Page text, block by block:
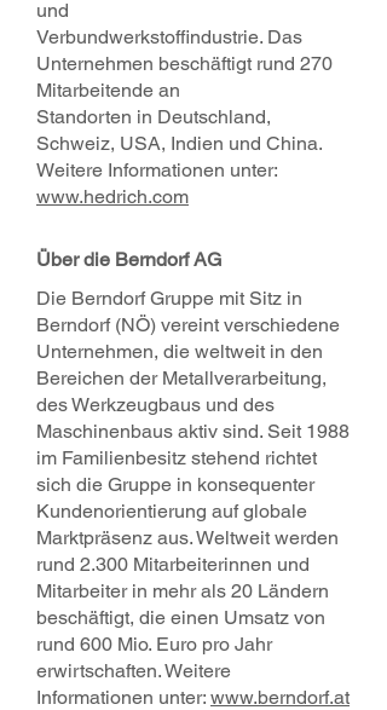
und
Verbundwerkstoffindustrie. Das
Unternehmen beschäftigt rund 270
Mitarbeitende an
Standorten in Deutschland,
Schweiz, USA, Indien und China.
Weitere Informationen unter:
www.hedrich.com
Über die Berndorf AG
Die Berndorf Gruppe mit Sitz in
Berndorf (NÖ) vereint verschiedene
Unternehmen, die weltweit in den
Bereichen der Metallverarbeitung,
des Werkzeugbaus und des
Maschinenbaus aktiv sind. Seit 1988
im Familienbesitz stehend richtet
sich die Gruppe in konsequenter
Kundenorientierung auf globale
Marktpräsenz aus. Weltweit werden
rund 2.300 Mitarbeiterinnen und
Mitarbeiter in mehr als 20 Ländern
beschäftigt, die einen Umsatz von
rund 600 Mio. Euro pro Jahr
erwirtschaften. Weitere
Informationen unter: www.berndorf.at